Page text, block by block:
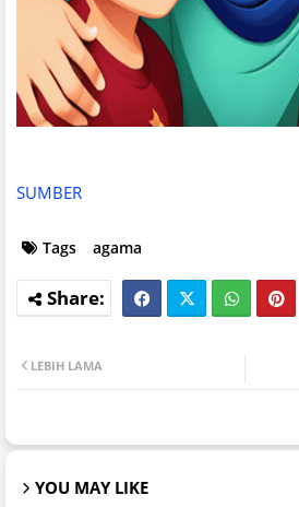
SUMBER
Tags agama
LEBIH LAMA
YOU MAY LIKE